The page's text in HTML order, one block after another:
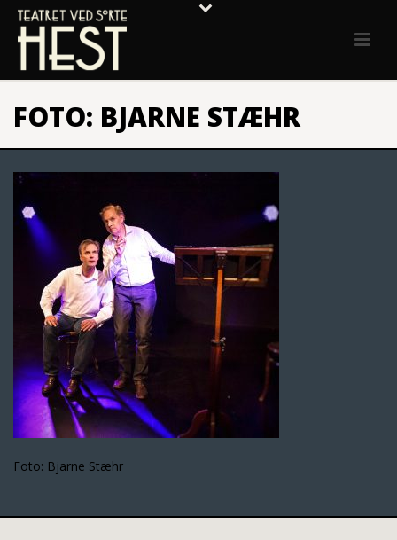
FOTO: BJARNE STÆHR
Foto: Bjarne Stæhr